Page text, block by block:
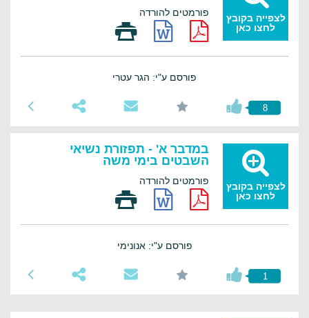
לצפייה בקובץ
לחצו כאן
פורמטים להורדה
פורסם ע"י: הגר עטרי
8
לצפייה בקובץ
לחצו כאן
במדבר א' - תפזורת נשיאי
השבטים בימי משה
פורמטים להורדה
פורסם ע"י: אנונימי
1